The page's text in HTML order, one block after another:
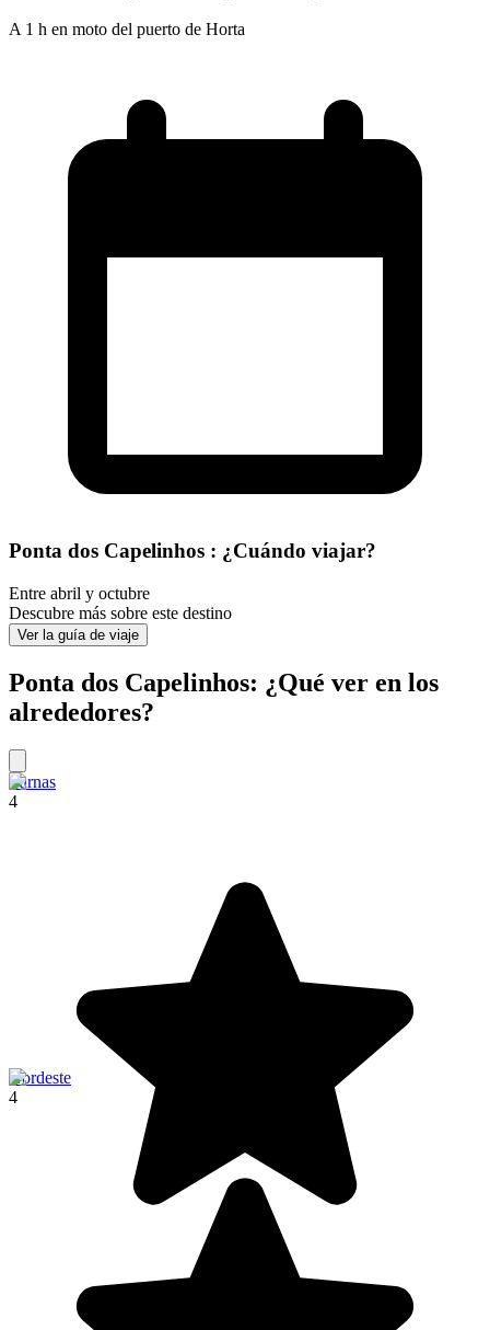
A 1 h en moto del puerto de Horta
Ponta dos Capelinhos : ¿Cuándo viajar?
Entre abril y octubre
Descubre más sobre este destino
Ver la guía de viaje
Ponta dos Capelinhos: ¿Qué ver en los
alrededores?
Furnas
4
Nordeste
4